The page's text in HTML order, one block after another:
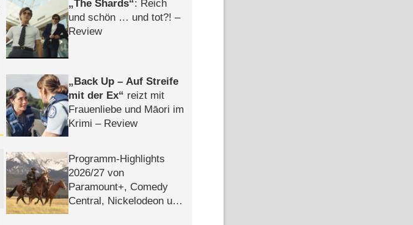
The Shards : Reich
und schön … und tot?! –
Review
Back Up – Auf Streife
mit der Ex
reizt mit
Frauenliebe und Māori im
Krimi – Review
Programm-Highlights
2026/​27 von
Paramount+, Comedy
Central, Nickelodeon und